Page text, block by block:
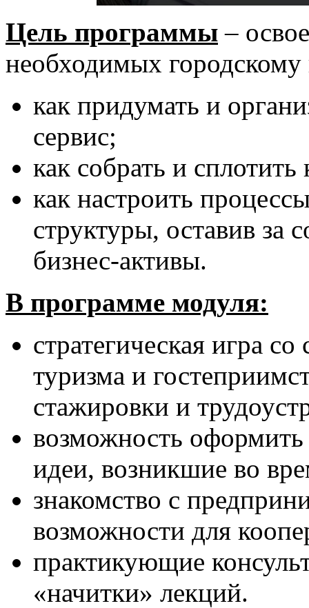
Цель программы –
необходимых
как придумать и
сервис;
как собрать и
как настроить
структуры, оставив за
бизнес-активы.
В программе модуля:
стратегическая игра
туризма и
стажировки и
возможность оформить
идеи, возникшие во
знакомство с
возможности для
практикующие
«начитки» лекций.